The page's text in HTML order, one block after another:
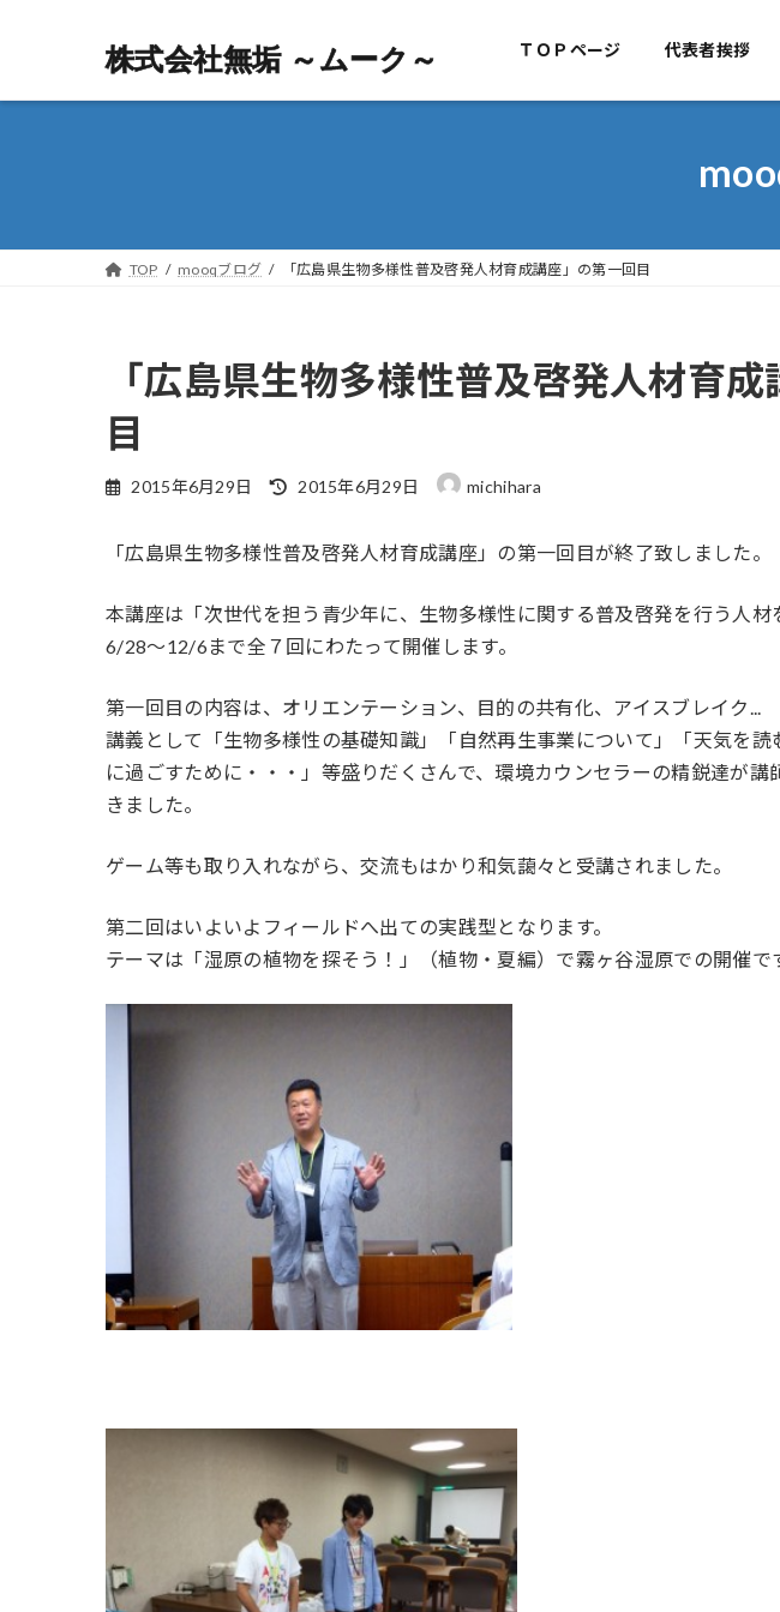
株式会社無垢 ～ムーク～
株式会社無垢 ～ムーク～ ＴＯＰページ 代表者挨拶
TOP mooqブログ 「広島県生物多様性普及啓発人材育成講座」の第一回目
「広島県生物多様性普及啓発人材育
目
2015年6月29日
最
新
:
2015年6月29日 michihara
「広島県生物多様性普及啓発人材育成講座」の第一回目が終了致しました。
本講座は「次世代を担う青少年に、生物多様性に関する普及啓発を行う人材
6/28～12/6まで全７回にわたって開催します。
第一回目の内容は、オリエンテーション、目的の共有化、アイスブレイク...
講義として「生物多様性の基礎知識」「自然再生事業について」「天気を
に過ごすために・・・」等盛りだくさんで、環境カウンセラーの精鋭達が講
きました。
ゲーム等も取り入れながら、交流もはかり和気藹々と受講されました。
第二回はいよいよフィールドへ出ての実践型となります。
テーマは「湿原の植物を探そう！」（植物・夏編）で霧ヶ谷湿原での開催で